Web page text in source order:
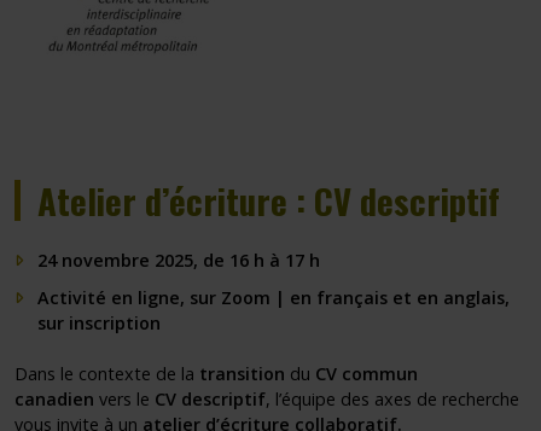
Atelier d’écriture : CV descriptif
24 novembre 2025, de 16 h à 17 h
Activité en ligne, sur Zoom | en français et en anglais,
sur inscription
Dans le contexte de la transition du CV commun
canadien vers le CV descriptif, l’équipe des axes de recherche
vous invite à un atelier d’écriture collaboratif.